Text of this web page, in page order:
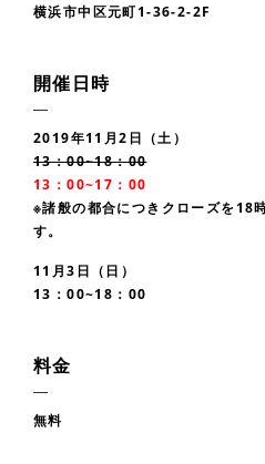
横浜市中区元町1-36-2-2F
開催日時
2019年11月2日（土）
13：00~18：00
13：00~17：00
※諸般の都合につきクローズを18
す。
11月3日（日）
13：00~18：00
料金
無料